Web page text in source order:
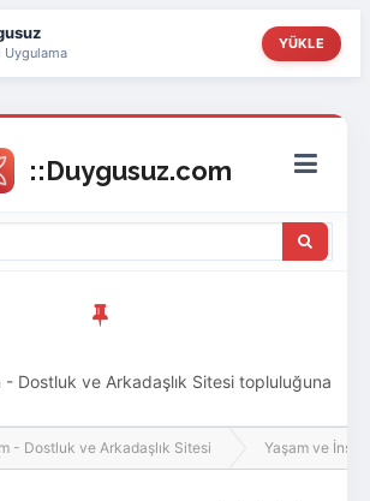
Uygulama
YÜKLE
Dostluk ve Arkadaşlık Sitesi topluluğuna
Aramıza katılmak istersen kayıt
- Dostluk ve Arkadaşlık Sitesi Yaşam ve İnsan